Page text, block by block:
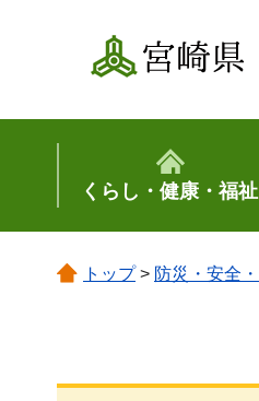
宮崎県
くらし・健康・福祉
トップ> 防災・安全